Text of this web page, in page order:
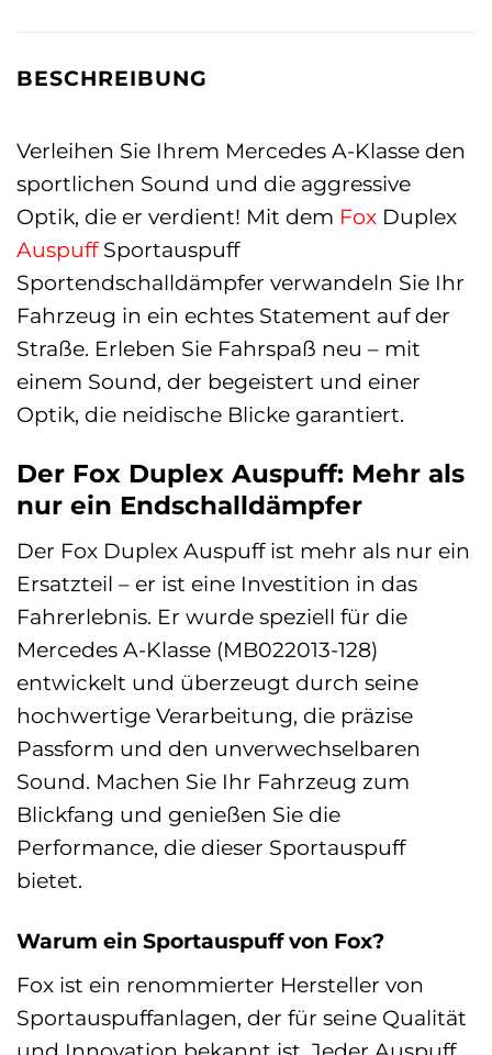
BESCHREIBUNG
Verleihen Sie Ihrem Mercedes A-Klasse den
sportlichen Sound und die aggressive
Optik, die er verdient! Mit dem Fox Duplex
AuspuffSportauspuff
Sportendschalldämpfer verwandeln Sie Ihr
Fahrzeug in ein echtes Statement auf der
Straße. Erleben Sie Fahrspaß neu – mit
einem Sound, der begeistert und einer
Optik, die neidische Blicke garantiert.
Der Fox Duplex Auspuff: Mehr als
nur ein Endschalldämpfer
Der Fox Duplex Auspuff ist mehr als nur ein
Ersatzteil – er ist eine Investition in das
Fahrerlebnis. Er wurde speziell für die
Mercedes A-Klasse (MB022013-128)
entwickelt und überzeugt durch seine
hochwertige Verarbeitung, die präzise
Passform und den unverwechselbaren
Sound. Machen Sie Ihr Fahrzeug zum
Blickfang und genießen Sie die
Performance, die dieser Sportauspuff
bietet.
Warum ein Sportauspuff von Fox?
Fox ist ein renommierter Hersteller von
Sportauspuffanlagen, der für seine Qualität